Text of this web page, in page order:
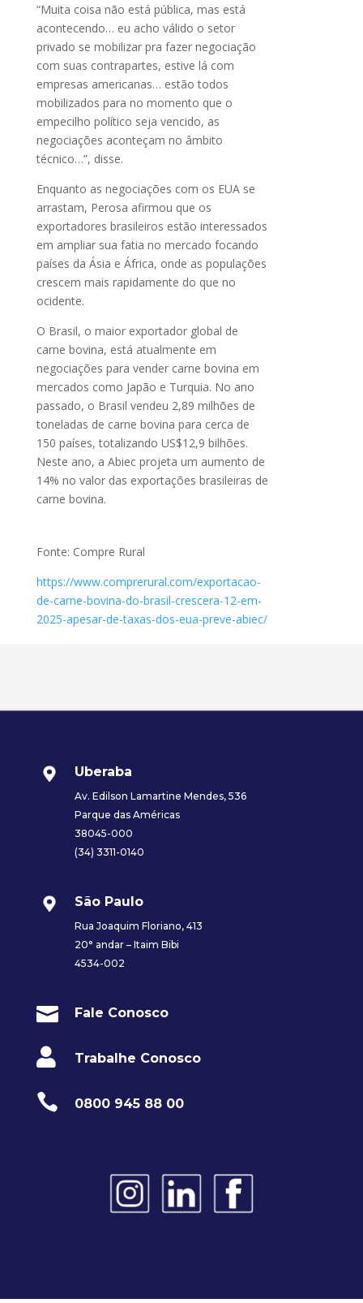
“Muita coisa não está pública, mas está
acontecendo… eu acho válido o setor
privado se mobilizar pra fazer negociação
com suas contrapartes, estive lá com
empresas americanas… estão todos
mobilizados para no momento que o
empecilho político seja vencido, as
negociações aconteçam no âmbito
técnico…”, disse.
Enquanto as negociações com os EUA se
arrastam, Perosa afirmou que os
exportadores brasileiros estão interessados
​​em ampliar sua fatia no mercado focando
países da Ásia e África, onde as populações
crescem mais rapidamente do que no
ocidente.
O Brasil, o maior exportador global de
carne bovina, está atualmente em
negociações para vender carne bovina em
mercados como Japão e Turquia. No ano
passado, o Brasil vendeu 2,89 milhões de
toneladas de carne bovina para cerca de
150 países, totalizando US$12,9 bilhões.
Neste ano, a Abiec projeta um aumento de
14% no valor das exportações brasileiras de
carne bovina.
Fonte: Compre Rural
https://www.comprerural.com/exportacao-
de-carne-bovina-do-brasil-crescera-12-em-
2025-apesar-de-taxas-dos-eua-preve-abiec/
Uberaba
Av. Edilson Lamartine Mendes, 536
Parque das Américas
38045-000
(34) 3311-0140
São Paulo
Rua Joaquim Floriano, 413
20° andar – Itaim Bibi
4534-002
 Fale Conosco
 Trabalhe Conosco
 0800 945 88 00